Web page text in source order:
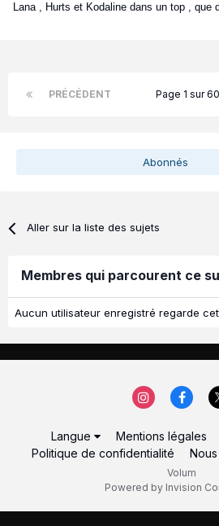
Lana , Hurts et Kodaline dans un top , que
PRÉCÉDENT Page 1 sur 60
Abonnés
Aller sur la liste des sujets
Membres qui parcourent ce
Aucun utilisateur enregistré regarde
Langue Mentions légales
Politique de confidentialité
Volum
Powered by Invision